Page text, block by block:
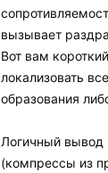
вызывает
Вот вам
локализовать
образования
Логичный вывод
(компрессы из